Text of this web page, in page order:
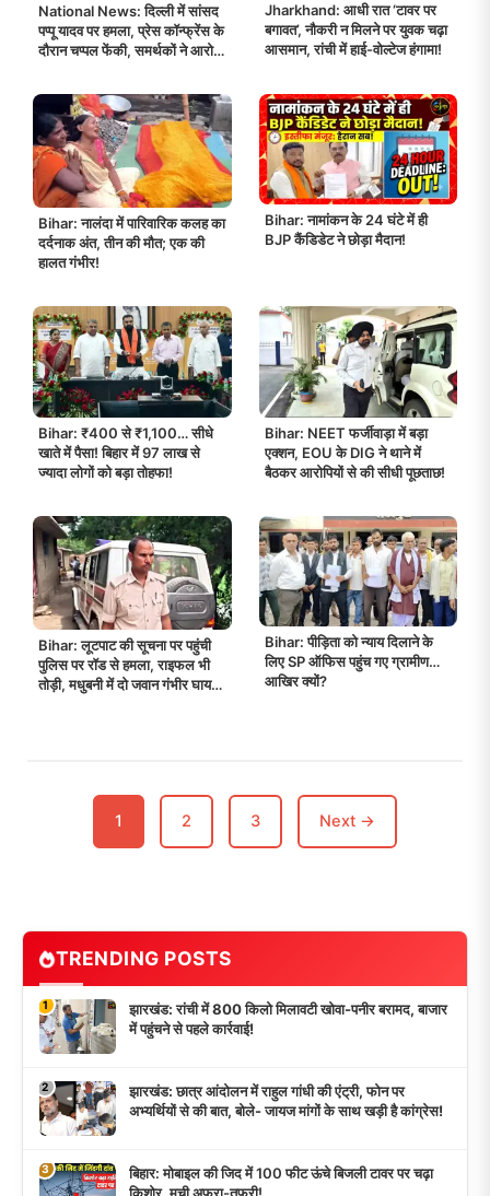
National News: दिल्ली में सांसद
पप्पू यादव पर हमला, प्रेस कॉन्फ्रेंस के
दौरान चप्पल फेंकी, समर्थकों ने आरोपी
Jharkhand: आधी रात ‘टावर पर
बगावत’, नौकरी न मिलने पर युवक चढ़ा
आसमान, रांची में हाई-वोल्टेज हंगामा!
Bihar: नालंदा में पारिवारिक कलह का
दर्दनाक अंत, तीन की मौत; एक की
हालत गंभीर!
Bihar: नामांकन के 24 घंटे में ही
BJP कैंडिडेट ने छोड़ा मैदान!
Bihar: ₹400 से ₹1,100… सीधे
खाते में पैसा! बिहार में 97 लाख से
ज्यादा लोगों को बड़ा तोहफा!
Bihar: NEET फर्जीवाड़ा में बड़ा
एक्शन, EOU के DIG ने थाने में
बैठकर आरोपियों से की सीधी पूछताछ!
Bihar: लूटपाट की सूचना पर पहुंची
पुलिस पर रॉड से हमला, राइफल भी
तोड़ी, मधुबनी में दो जवान गंभीर घायल,
Bihar: पीड़िता को न्याय दिलाने के
लिए SP ऑफिस पहुंच गए ग्रामीण…
आखिर क्यों?
1 2 3 Next →
TRENDING POSTS
1
झारखंड: रांची में 800 किलो मिलावटी खोवा-पनीर बरामद, बाजार
में पहुंचने से पहले कार्रवाई!
2
झारखंड: छात्र आंदोलन में राहुल गांधी की एंट्री, फोन पर
अभ्यर्थियों से की बात, बोले- जायज मांगों के साथ खड़ी है कांग्रेस!
3
बिहार: मोबाइल की जिद में 100 फीट ऊंचे बिजली टावर पर चढ़ा